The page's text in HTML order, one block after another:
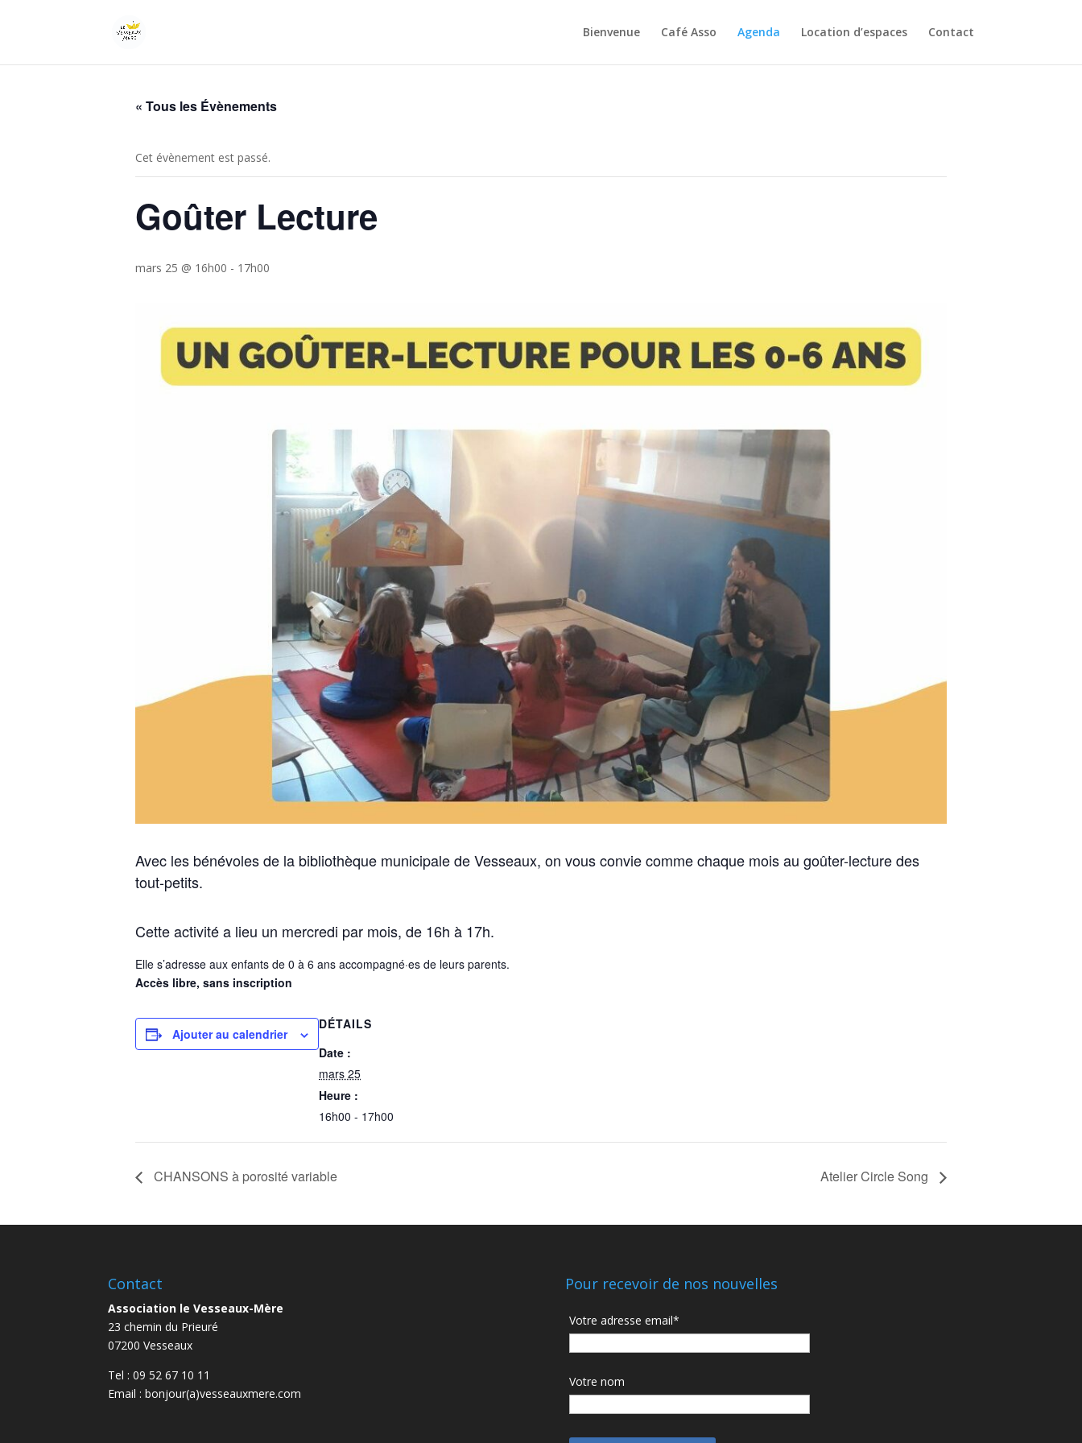
Bienvenue Café Asso Agenda Location d’espaces Contact
« Tous les Évènements
Cet évènement est passé.
Goûter Lecture
mars 25 @ 16h00 - 17h00
Avec les bénévoles de la bibliothèque municipale de Vesseaux, on vous convie comme chaque mois au goûter-lecture des
tout-petits.
Cette activité a lieu un mercredi par mois, de 16h à 17h.
Elle s’adresse aux enfants de 0 à 6 ans accompagné·es de leurs parents.
Accès libre, sans inscription
Ajouter au calendrier
DÉTAILS
Date :
mars 25
Heure :
16h00 - 17h00
CHANSONS à porosité variable Atelier Circle Song
Contact
Association le Vesseaux-Mère
23 chemin du Prieuré
07200 Vesseaux
Tel : 09 52 67 10 11
Email : bonjour(a)vesseauxmere.com
Pour recevoir de nos nouvelles
Votre adresse email*
Votre nom